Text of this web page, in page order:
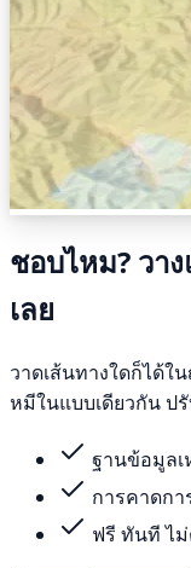
ชอบไหม? วา
เลย
วาดเส้นทางใดก็ได้
หมีในแบบเดียวกัน ป
ฐานข้อมูล
การคาดก
ฟรี ทันที ไ